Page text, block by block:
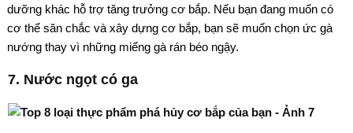
dưỡng khác hỗ trợ tăng trưởng cơ bắp. Nếu bạn đang muốn có
cơ thể săn chắc và xây dựng cơ bắp, bạn sẽ muốn chọn ức gà
nướng thay vì những miếng gà rán béo ngậy.
7. Nước ngọt có ga